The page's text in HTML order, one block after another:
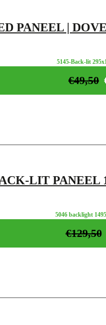
PANEEL |
5145-Back-lit
€49,50
LIT PANEEL
5046 backlight
€129,50